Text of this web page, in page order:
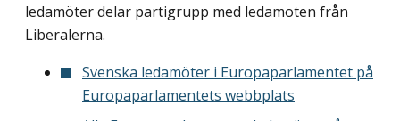
ledamöter delar partigrupp med ledamoten från
Liberalerna.
Svenska ledamöter i Europaparlamentet på
Europaparlamentets webbplats